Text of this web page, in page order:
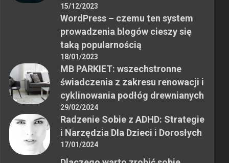
15/12/2023
WordPress – czemu ten system
prowadzenia blogów cieszy się
taką popularnością
18/01/2023
MB PARKIET: wszechstronne
świadczenia z zakresu renowacji i
cyklinowania podłóg drewnianych
29/02/2024
Radzenie Sobie z ADHD: Strategie
i Narzędzia Dla Dzieci i Dorosłych
17/01/2024